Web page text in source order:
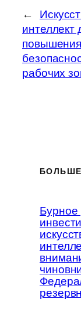
←
интеллект
повышения
рабочих
Бурное